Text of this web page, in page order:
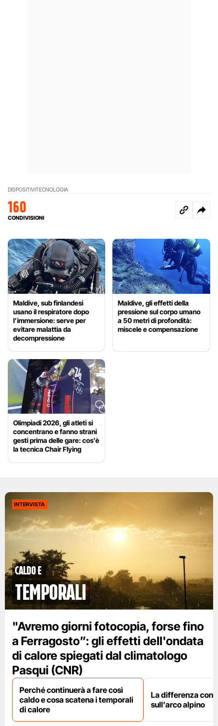
DISPOSITIVITECNOLOGIA
160
CONDIVISIONI
Maldive, sub finlandesi
usano il respiratore dopo
l’immersione: serve per
evitare malattia da
decompressione
Maldive, gli effetti della
pressione sul corpo umano
a 50 metri di profondità:
miscele e compensazione
Olimpiadi 2026, gli atleti si
concentrano e fanno strani
gesti prima delle gare: cos’è
la tecnica Chair Flying
INTERVISTA
caldo e
temporali
"Avremo giorni fotocopia, forse fino
a Ferragosto”: gli effetti dell'ondata
di calore spiegati dal climatologo
Pasqui (CNR)
Perché continuerà a fare così
caldo e cosa scatena i temporali
di calore
La differenza con
sull'arco alpino